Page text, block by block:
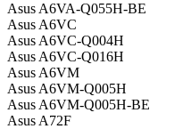
Asus A6VA-Q055H-BE
Asus A6VC
Asus A6VC-Q004H
Asus A6VC-Q016H
Asus A6VM
Asus A6VM-Q005H
Asus A6VM-Q005H-BE
Asus A72F